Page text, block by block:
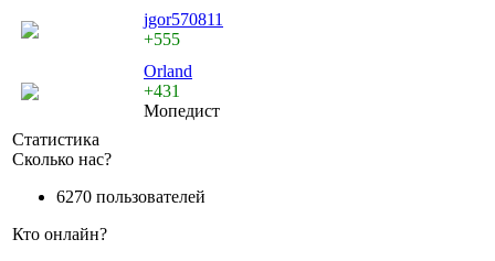
jgor570811
+555
Orland
+431
Мопедист
Статистика
Сколько нас?
6270 пользователей
Кто онлайн?